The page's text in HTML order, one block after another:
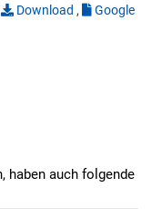
Download ,
Google
haben auch folgende